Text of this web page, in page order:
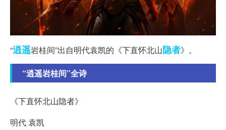
“逍遥岩桂间”出自明代袁凯的《下直怀北山隐者》。
“逍遥岩桂间”全诗
《下直怀北山隐者》
明代 袁凯